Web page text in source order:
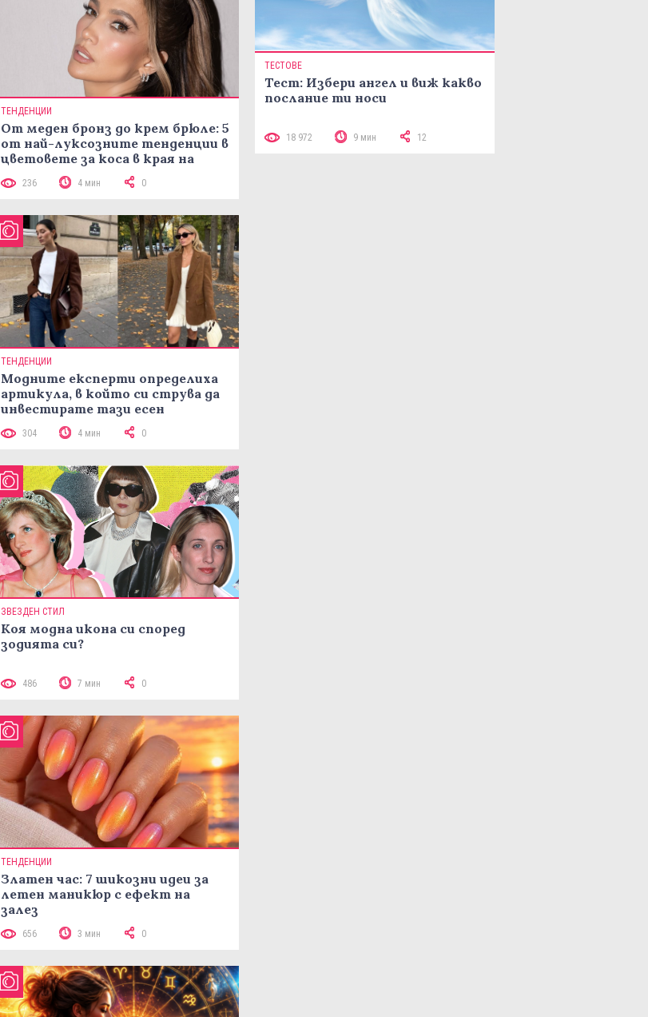
ТЕНДЕНЦИИ
От меден бронз до крем брюле: 5
от най-луксозните тенденции в
цветовете за коса в края на
236 4 мин 0
ТЕНДЕНЦИИ
Модните експерти определиха
артикула, в който си струва да
инвестирате тази есен
304 4 мин 0
ЗВЕЗДЕН СТИЛ
Коя модна икона си според
зодията си?
486 7 мин 0
ТЕНДЕНЦИИ
Златен час: 7 шикозни идеи за
летен маникюр с ефект на
залез
656 3 мин 0
ТЕСТОВЕ
Тест: Избери ангел и виж какво
послание ти носи
18 972 9 мин 12